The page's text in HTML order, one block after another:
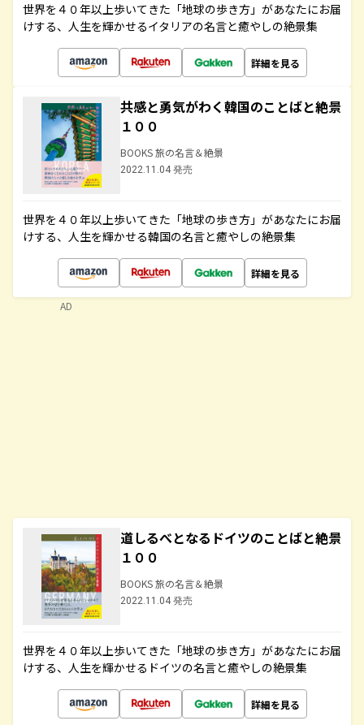
世界を４０年以上歩いてきた「地球の歩き方」があなたにお届
けする、人生を輝かせるイタリアの名言と癒やしの絶景集
詳細を見る
共感と勇気がわく韓国のことばと絶景
１００
BOOKS 旅の名言＆絶景
2022.11.04 発売
世界を４０年以上歩いてきた「地球の歩き方」があなたにお届
けする、人生を輝かせる韓国の名言と癒やしの絶景集
詳細を見る
道しるべとなるドイツのことばと絶景
１００
BOOKS 旅の名言＆絶景
2022.11.04 発売
世界を４０年以上歩いてきた「地球の歩き方」があなたにお届
けする、人生を輝かせるドイツの名言と癒やしの絶景集
詳細を見る
AD